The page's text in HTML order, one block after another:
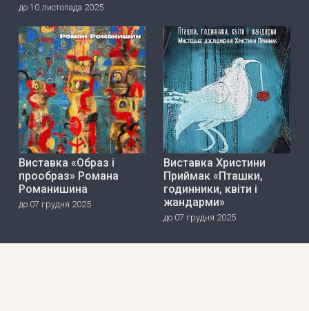
до 10 листопада 2025
Виставка «Образ і
прообраз» Романа
Романишина
до 07 грудня 2025
Виставка Христини
Приймак «Пташки,
годинники, квіти і
жандарми»
до 07 грудня 2025